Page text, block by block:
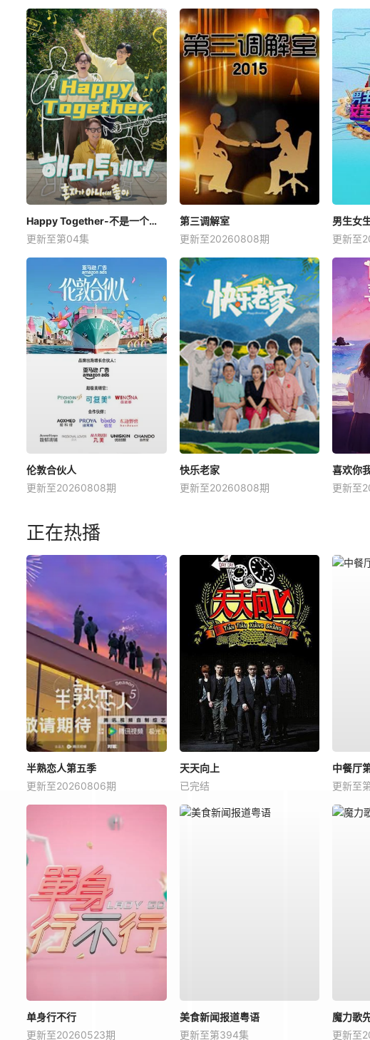
Happy Together-不是一个人真好
更新至第04集
第三调解室
更新至20260808期
男生女
更新至
伦敦合伙人
更新至20260808期
快乐老家
更新至20260808期
喜欢你
更新至
正在热播
半熟恋人第五季
更新至20260806期
天天向上
已完结
中餐厅
更新至
单身行不行
更新至20260523期
美食新闻报道粤语
更新至第394集
魔力歌
更新至